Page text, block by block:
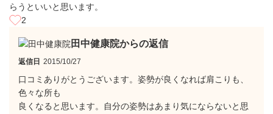
らうといいと思います。
2
田中健康院からの返信
返信日 2015/10/27
口コミありがとうございます。姿勢が良くなれば肩こりも、
色々な所も
良くなると思います。自分の姿勢はあまり気にならないと思